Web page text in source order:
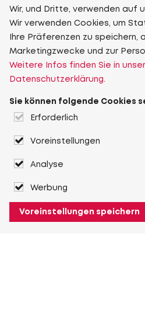
Wir, und Dritte, verwenden auf
Wir verwenden Cookies, um
Ihre Präferenzen zu speichern,
Marketingzwecke und zur
Weitere Infos finden Sie in
Datenschutzerklärung.
Sie können folgende Cookies
Erforderlich
Voreinstellungen
Analyse
Werbung
Voreinstellungen speichern